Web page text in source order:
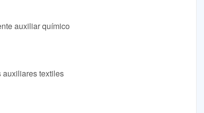
auxiliar químico
auxiliares textiles